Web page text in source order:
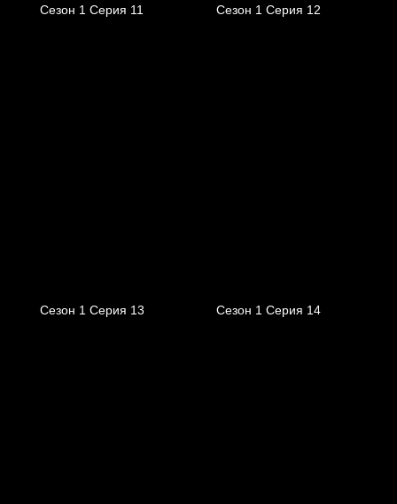
Сезон 1 Серия 11 Сезон 1 Серия 12
Сезон 1 Серия 13 Сезон 1 Серия 14